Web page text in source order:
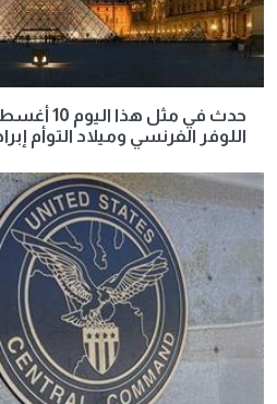
حدث في مثل
اللوفر الفرنسي وميلاد التوأم